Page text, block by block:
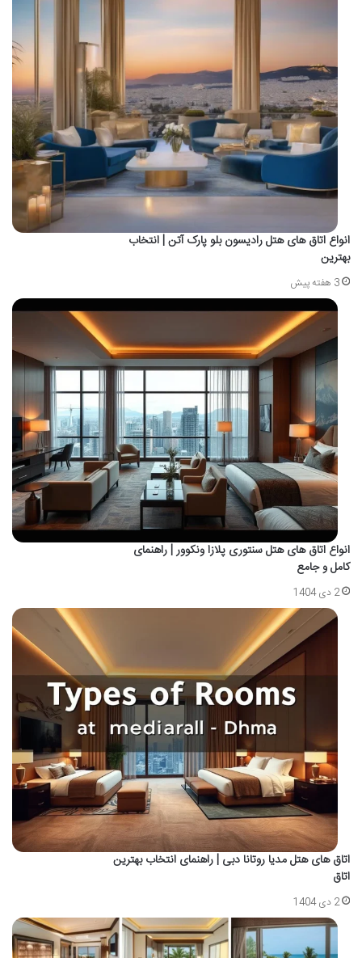
انواع اتاق های هتل رادیسون بلو پارک آتن | انتخاب
بهترین
3 هفته پیش
انواع اتاق های هتل سنتوری پلازا ونکوور | راهنمای
کامل و جامع
2 دی 1404
اتاق‌ های هتل مدیا روتانا دبی | راهنمای انتخاب بهترین
اتاق
2 دی 1404